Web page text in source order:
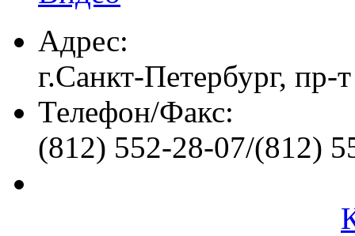
Адрес:
г.Санкт-Петербург, пр-
Телефон/Факс:
(812) 552-28-07/(812)